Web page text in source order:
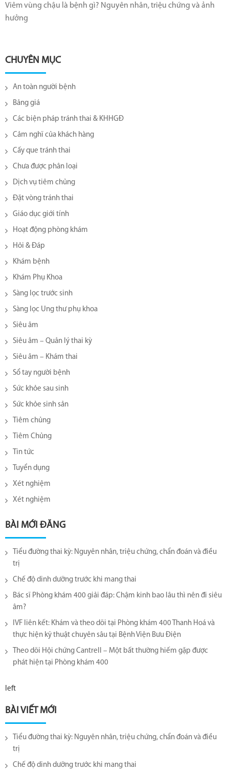
Viêm vùng chậu là bệnh gì? Nguyên nhân, triệu chứng và ảnh
hưởng
CHUYÊN MỤC
An toàn người bệnh
Bảng giá
Các biện pháp tránh thai & KHHGĐ
Cảm nghĩ của khách hàng
Cấy que tránh thai
Chưa được phân loại
Dịch vụ tiêm chủng
Đặt vòng tránh thai
Giáo dục giới tính
Hoạt động phòng khám
Hỏi & Đáp
Khám bệnh
Khám Phụ Khoa
Sàng lọc trước sinh
Sàng lọc Ung thư phụ khoa
Siêu âm
Siêu âm – Quản lý thai kỳ
Siêu âm – Khám thai
Sổ tay người bệnh
Sức khỏe sau sinh
Sức khỏe sinh sản
Tiêm chủng
Tiêm Chủng
Tin tức
Tuyển dụng
Xét nghiệm
Xét nghiệm
BÀI MỚI ĐĂNG
Tiểu đường thai kỳ: Nguyên nhân, triệu chứng, chẩn đoán và điều
trị
Chế độ dinh dưỡng trước khi mang thai
Bác sĩ Phòng khám 400 giải đáp: Chậm kinh bao lâu thì nên đi siêu
âm?
IVF liên kết: Khám và theo dõi tại Phòng khám 400 Thanh Hoá và
thực hiện kỹ thuật chuyên sâu tại Bệnh Viện Bưu Điện
Theo dõi Hội chứng Cantrell – Một bất thường hiếm gặp được
phát hiện tại Phòng khám 400
left
BÀI VIẾT MỚI
Tiểu đường thai kỳ: Nguyên nhân, triệu chứng, chẩn đoán và điều
trị
Chế độ dinh dưỡng trước khi mang thai